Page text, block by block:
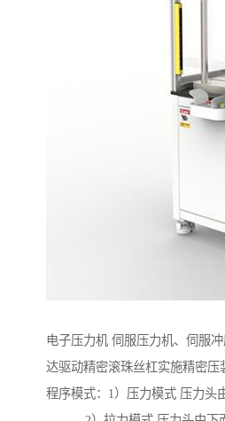
电子压力机 伺服压力机、伺服
达驱动精密滚珠丝杠实施精密压
程序模式：1）压力模式 压力头